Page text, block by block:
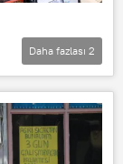
Daha fazlası 2